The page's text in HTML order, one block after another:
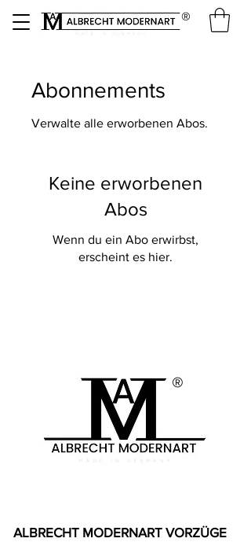
®
Abonnements
Verwalte alle erworbenen Abos.
Keine erworbenen
Abos
Wenn du ein Abo erwirbst,
erscheint es hier.
®
ALBRECHT MODERNART VORZÜGE